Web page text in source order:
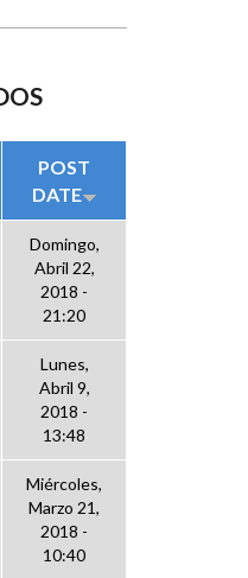
POST
DATE
Domingo,
Abril 22,
2018 -
21:20
Lunes,
Abril 9,
2018 -
13:48
Miércoles,
Marzo 21,
2018 -
10:40